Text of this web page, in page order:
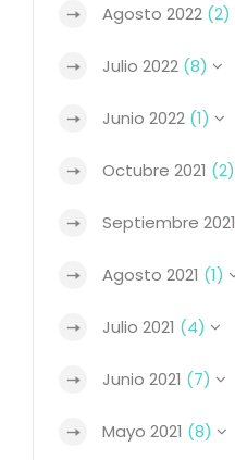
Agosto 2022 (2)
Julio 2022 (8)
Junio 2022 (1)
Octubre 2021 (2)
Septiembre 2021
Agosto 2021 (1)
Julio 2021 (4)
Junio 2021 (7)
Mayo 2021 (8)